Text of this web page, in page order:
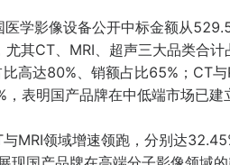
医学影像设备公开中标金额从
其CT、MRI、超声三大品类合
比高达80%、销额占比65%；CT
表明国产品牌在中低端市场已
与MRI领域增速领跑，分别达